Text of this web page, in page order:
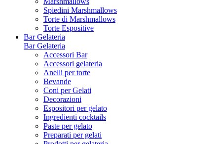
Spiedini Marshmallows
Torte di Marshmallows
Torte Espositive
Bar Gelateria
Bar Gelateria
Accessori Bar
Accessori gelateria
Anelli per torte
Bevande
Coni per Gelati
Decorazioni
Espositori per gelato
Ingredienti cocktails
Paste per gelato
Preparati per gelati